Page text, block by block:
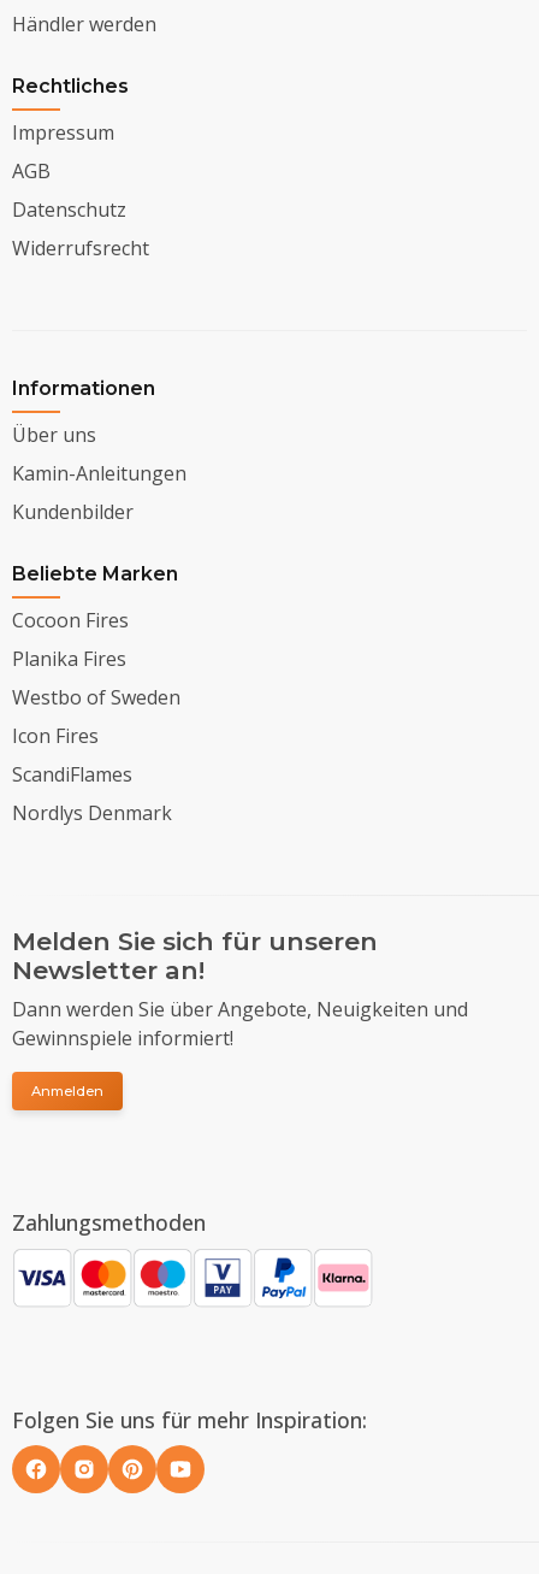
Händler werden
Rechtliches
Impressum
AGB
Datenschutz
Widerrufsrecht
Informationen
Über uns
Kamin-Anleitungen
Kundenbilder
Beliebte Marken
Cocoon Fires
Planika Fires
Westbo of Sweden
Icon Fires
ScandiFlames
Nordlys Denmark
Melden Sie sich für unseren
Newsletter an!
Dann werden Sie über Angebote, Neuigkeiten und
Gewinnspiele informiert!
Anmelden
Zahlungsmethoden
Folgen Sie uns für mehr Inspiration: